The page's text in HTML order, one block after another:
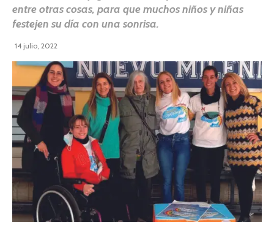
entre otras cosas, para que muchos niños y niñas
festejen su día con una sonrisa.
14 julio, 2022